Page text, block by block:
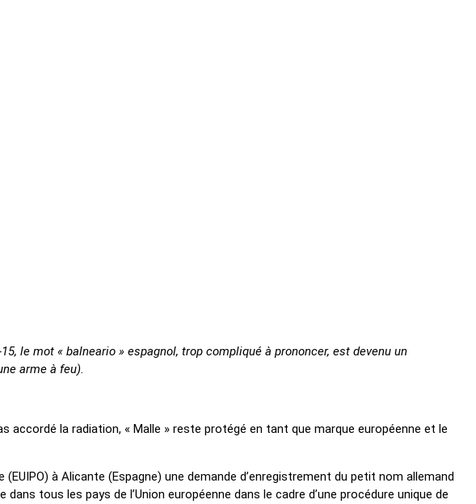
le mot « balneario » espagnol, trop compliqué à prononcer, est devenu un
arme à feu).
accordé la radiation, « Malle » reste protégé en tant que marque européenne et le
à Alicante (Espagne) une demande d’enregistrement du petit nom allemand
tous les pays de l’Union européenne dans le cadre d’une procédure unique de